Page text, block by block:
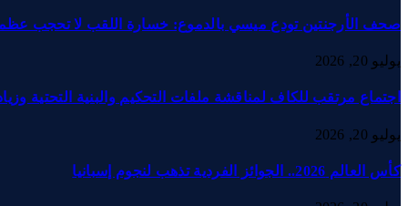
صحف الأرجنتين تودع ميسي بالدموع: خسارة اللقب لا تحجب
يوليو 20, 2026
اجتماع مرتقب للكاف لمناقشة ملفات التحكيم والبنية التحتية
يوليو 20, 2026
كأس العالم 2026.. الجوائز الفردية تذهب لنجوم إسبانيا